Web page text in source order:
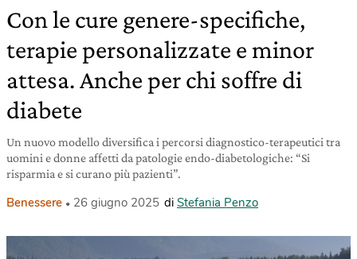
Con le cure genere-specifiche,
terapie personalizzate e minor
attesa. Anche per chi soffre di
diabete
Un nuovo modello diversifica i percorsi diagnostico-terapeutici tra
uomini e donne affetti da patologie endo-diabetologiche: “Si
risparmia e si curano più pazienti”.
Benessere 26 giugno 2025 di Stefania Penzo